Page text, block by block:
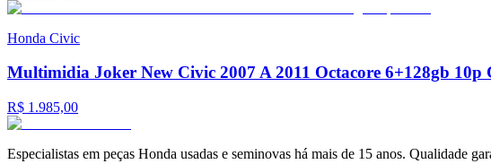
Honda Civic
Multimidia Joker New Civic 2007 A 2011 Octacore 6+128gb 10p
R$ 1.985,00
Especialistas em peças Honda usadas e seminovas há mais de 15 anos. Qualidade